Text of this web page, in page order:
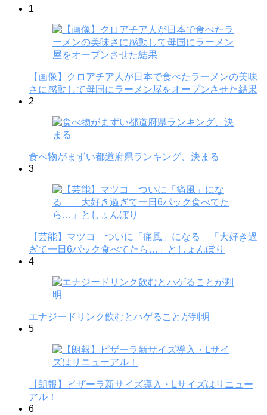
1
【画像】クロアチア人が日本で食べたラーメンの美味
さに感動して母国にラーメン屋をオープンさせた結果
2
食べ物がまずい都道府県ランキング、決まる
3
【芸能】マツコ ついに「痛風」になる 「大好き過
ぎて一日6パック食べてたら…」としょんぼり
4
エナジードリンク飲むとハゲることが判明
5
【朗報】ピザーラ新サイズ導入・Lサイズはリニュー
アル！
6